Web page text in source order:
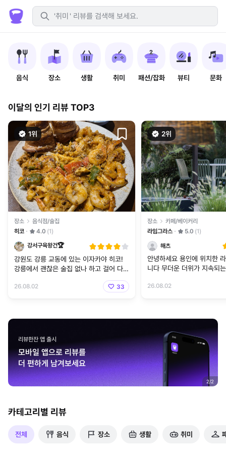
취미
음식 장소 생활 취미 패션/잡화 뷰티 문화
이달의 인기 리뷰 TOP3
1위
장소
음식점/술집
히코
4.0 (1)
강서구육왕건🏆
강원도 강릉 교동에 있는 이자카야 히코!
강릉에서 괜찮은 술집 없나 하고 걸어 다니
뉴는 해산물
26.08.02 33
2위
장소
카페/베이커리
라임그라스
5.0 (1)
해츠
안녕하세요 용인에 위치한
니다 무더운 더위가 지속되는 화창한 일요
덜 더운 느낌이어서 나
26.08.02
리뷰한잔 앱 출시
모바일 앱으로 리뷰를
더 편하게 남겨보세요
2/2
카테고리별 리뷰
전체 음식 장소 생활 취미